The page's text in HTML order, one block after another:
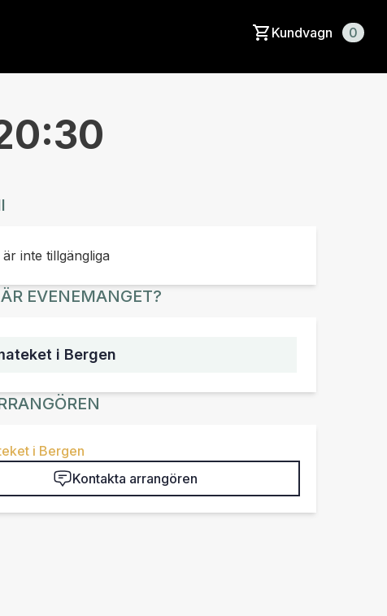
Kundvagn 0
inte tillgängliga
EVENEMANGET?
i Bergen
i Bergen
Kontakta arrangören